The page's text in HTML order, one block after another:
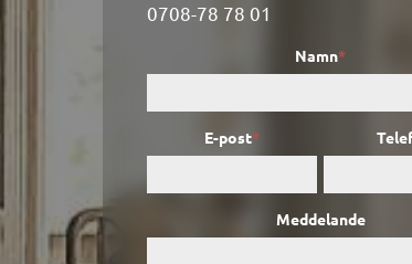
0708-78 78 01
Namn*
E-post*
Meddelande